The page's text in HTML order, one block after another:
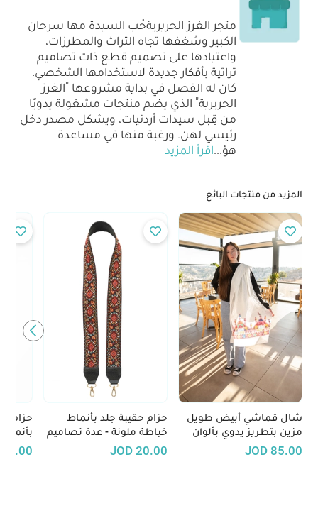
متجر الغرز الحريريةحُب السيدة مها سرحان
الكبير وشغفها تجاه التراث والمطرزات،
واعتيادها على تصميم قطع ذات تصاميم
تراثية بأفكار جديدة لاستخدامها الشخصي،
كان له الفضل في بداية مشروعها "الغرز
الحريرية" الذي يضم منتجات مشغولة يدويًا
من قِبل سيدات أردنيات، ويشكل مصدر دخل
رئيسي لهن. ورغبة منها في مساعدة
هؤ...اقرأ المزيد
المزيد من منتجات البائع
شال قماشي أبيض طويل
مزين بتطريز يدوي بألوان
مبهجة
85.00
JOD
حزام حقيبة جلد بأنماط
خياطة ملونة - عدة تصاميم
20.00
JOD
حزام
15.00